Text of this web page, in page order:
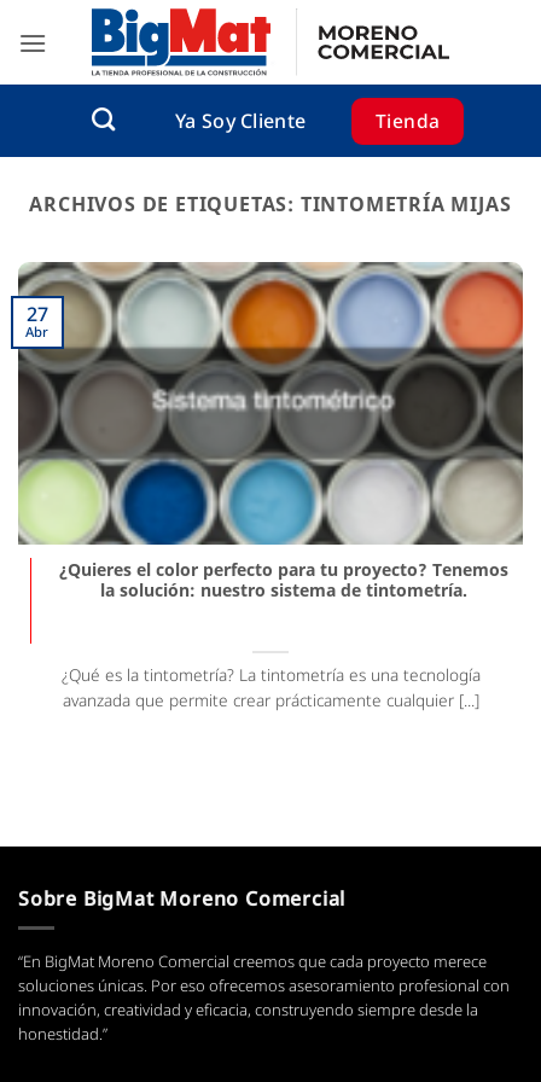
contenido
Ya Soy Cliente
Tienda
ARCHIVOS DE ETIQUETAS: TINTOMETRÍA MIJAS
¿Quieres el color perfecto para tu proyecto? Tenemos
la solución: nuestro sistema de tintometría.
¿Qué es la tintometría? La tintometría es una tecnología
avanzada que permite crear prácticamente cualquier [...]
27
Abr
Sobre BigMat Moreno Comercial
“En BigMat Moreno Comercial creemos que cada proyecto merece
soluciones únicas. Por eso ofrecemos asesoramiento profesional con
innovación, creatividad y eficacia, construyendo siempre desde la
honestidad.”